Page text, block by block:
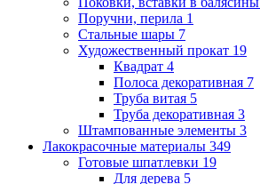
Поручни, перила 1
Стальные шары 7
Художественный прокат 19
Квадрат 4
Полоса декоративная 7
Труба витая 5
Труба декоративная 3
Штампованные элементы 3
Лакокрасочные материалы 349
Готовые шпатлевки 19
Для дерева 5